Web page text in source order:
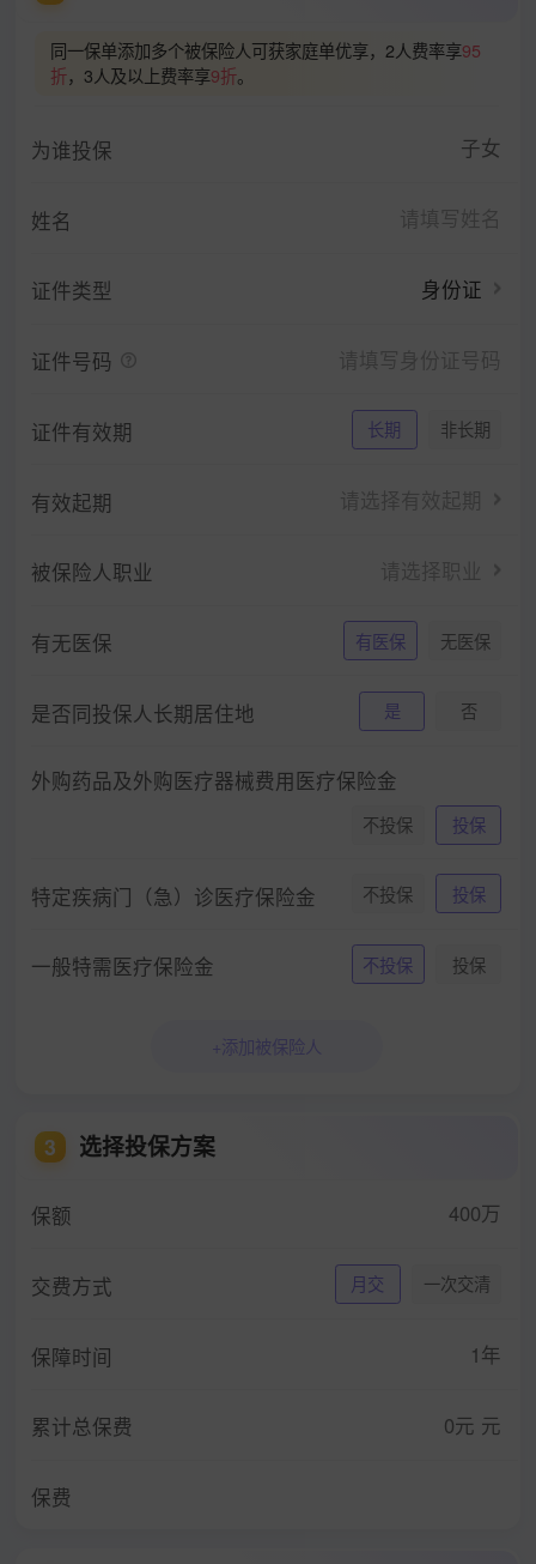
同一保单添加多个被保险人可获家庭单优享，2人费率享95
折，3人及以上费率享9折。
为谁投保 子女
姓名
证件类型 身份证
证件号码
证件有效期 长期 非长期
有效起期
被保险人职业
有无医保 有医保 无医保
是否同投保人长期居住地 是 否
外购药品及外购医疗器械费用医疗保险金
不投保 投保
特定疾病门（急）诊医疗保险金 不投保 投保
一般特需医疗保险金 不投保 投保
+添加被保险人
3 选择投保方案
保额 400万
交费方式 月交 一次交清
保障时间 1年
累计总保费 0元 元
保费